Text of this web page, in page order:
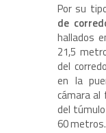
Por su
de
hallados
21,5
del
en la
cámara al
del
60 metros.